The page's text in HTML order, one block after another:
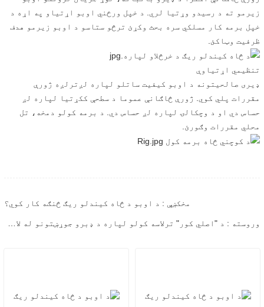
زیرمو ته د رسیدو وړتیا لري. د خپل ورځني اوبو اړتیاو په اړه د
خپل برمه کار مسلکي سره بحث وکړئ ترڅو ستاسو د اوبو زیرمو هدف
ظرفیت وټاکئ.
تنظیمي اړتیاوې
ډیری صالحیتونه د اوبو کیفیت ساتلو لپاره لږترلږه ژورې
مقررات پلي کوي. ژورې څاګانې عموما د سطحې ککړتیا لپاره لږ
حساس دي او د وچکالۍ لپاره لږ حساس دي. د برمه کولو دمخه، تل
محلي مقررات وګورئ.
مخکښې : د اوبو د څاه کیندلو ریګ څنګه کار کوي؟